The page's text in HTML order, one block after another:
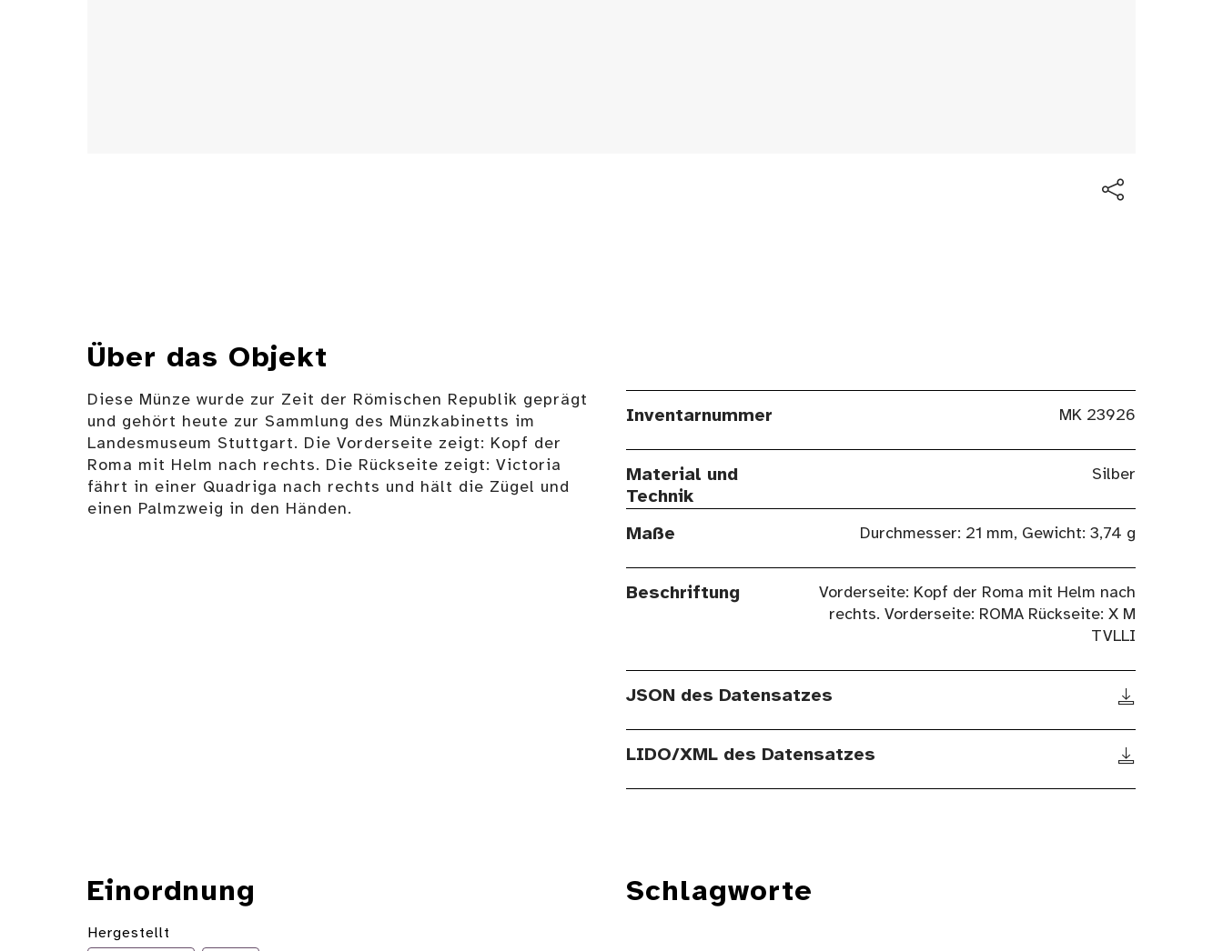
Über das Objekt
Diese Münze wurde zur Zeit der Römischen Republik geprägt
und gehört heute zur Sammlung des Münzkabinetts im
Landesmuseum Stuttgart. Die Vorderseite zeigt: Kopf der
Roma mit Helm nach rechts. Die Rückseite zeigt: Victoria
fährt in einer Quadriga nach rechts und hält die Zügel und
einen Palmzweig in den Händen.
Inventarnummer MK 23926
Material und
Technik
Silber
Maße Durchmesser: 21 mm, Gewicht: 3,74 g
Beschriftung
Vorderseite: Kopf der Roma mit Helm nach
rechts. Vorderseite: ROMA Rückseite: X M
TVLLI
JSON des Datensatzes
LIDO/XML des Datensatzes
Einordnung
Hergestellt
Schlagworte